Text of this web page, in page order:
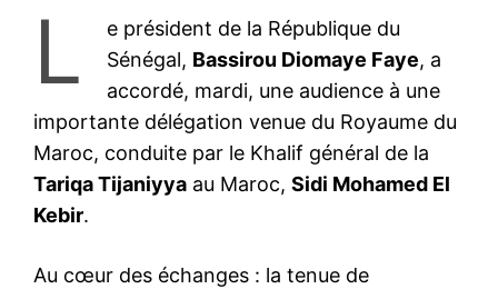
L
e président de la République du
Sénégal, Bassirou Diomaye Faye, a
accordé, mardi, une audience à une
importante délégation venue du Royaume du
Maroc, conduite par le Khalif général de la
Tariqa Tijaniyya au Maroc, Sidi Mohamed El
Kebir.
Au cœur des échanges : la tenue de